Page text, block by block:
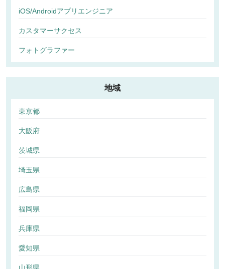
iOS/Androidアプリエンジニア
カスタマーサクセス
フォトグラファー
地域
東京都
大阪府
茨城県
埼玉県
広島県
福岡県
兵庫県
愛知県